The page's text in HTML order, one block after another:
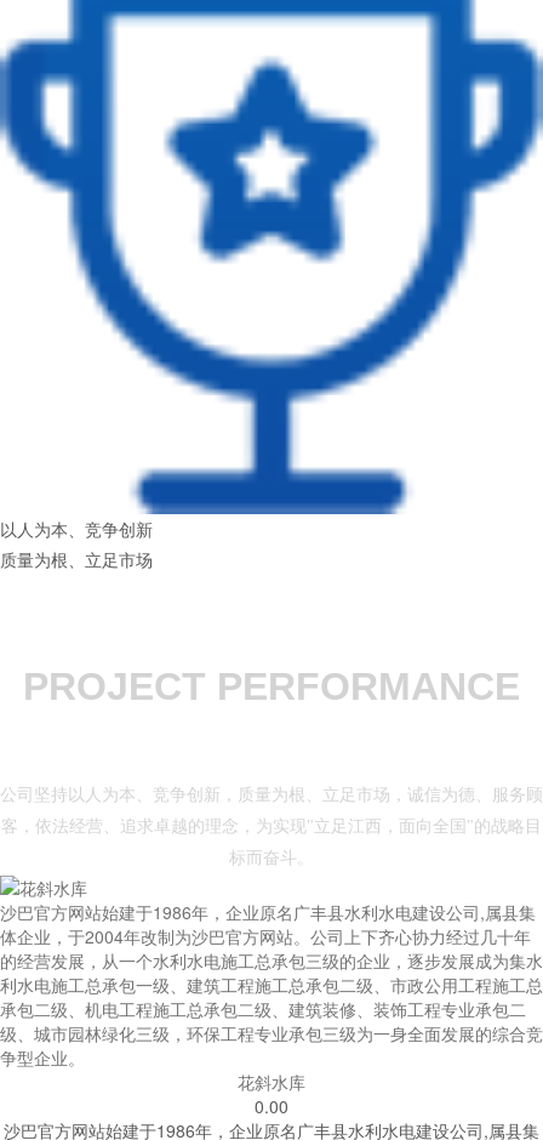
以人为本、竞争创新
质量为根、立足市场
PROJECT PERFORMANCE
公司坚持以人为本、竞争创新，质量为根、立足市场，诚信为德、服务顾
客，依法经营、追求卓越的理念，为实现"立足江西，面向全国"的战略目
标而奋斗。
沙巴官方网站始建于1986年，企业原名广丰县水利水电建设公司,属县集
体企业，于2004年改制为沙巴官方网站。公司上下齐心协力经过几十年
的经营发展，从一个水利水电施工总承包三级的企业，逐步发展成为集水
利水电施工总承包一级、建筑工程施工总承包二级、市政公用工程施工总
承包二级、机电工程施工总承包二级、建筑装修、装饰工程专业承包二
级、城市园林绿化三级，环保工程专业承包三级为一身全面发展的综合竞
争型企业。
花斜水库
0.00
沙巴官方网站始建于1986年，企业原名广丰县水利水电建设公司,属县集